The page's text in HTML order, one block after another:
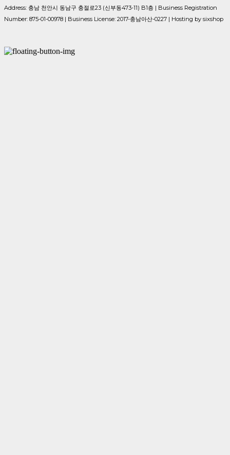
Address: 충남 천안시 동남구 충절로23 (신부동473-11) B1층 | Business Registration
Number: 875-01-00978 | Business License: 2017-충남아산-0227 | Hosting by sixshop